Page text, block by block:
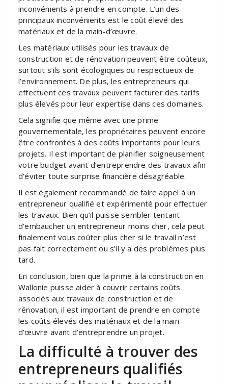
inconvénients à prendre en compte. L’un des
principaux inconvénients est le coût élevé des
matériaux et de la main-d’œuvre.
Les matériaux utilisés pour les travaux de
construction et de rénovation peuvent être coûteux,
surtout s’ils sont écologiques ou respectueux de
l’environnement. De plus, les entrepreneurs qui
effectuent ces travaux peuvent facturer des tarifs
plus élevés pour leur expertise dans ces domaines.
Cela signifie que même avec une prime
gouvernementale, les propriétaires peuvent encore
être confrontés à des coûts importants pour leurs
projets. Il est important de planifier soigneusement
votre budget avant d’entreprendre des travaux afin
d’éviter toute surprise financière désagréable.
Il est également recommandé de faire appel à un
entrepreneur qualifié et expérimenté pour effectuer
les travaux. Bien qu’il puisse sembler tentant
d’embaucher un entrepreneur moins cher, cela peut
finalement vous coûter plus cher si le travail n’est
pas fait correctement ou s’il y a des problèmes plus
tard.
En conclusion, bien que la prime à la construction en
Wallonie puisse aider à couvrir certains coûts
associés aux travaux de construction et de
rénovation, il est important de prendre en compte
les coûts élevés des matériaux et de la main-
d’œuvre avant d’entreprendre un projet.
La difficulté à trouver des
entrepreneurs qualifiés